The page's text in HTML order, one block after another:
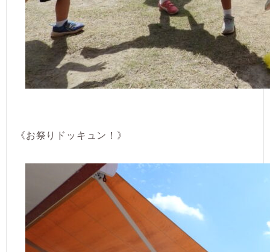
《お祭りドッキュン！》